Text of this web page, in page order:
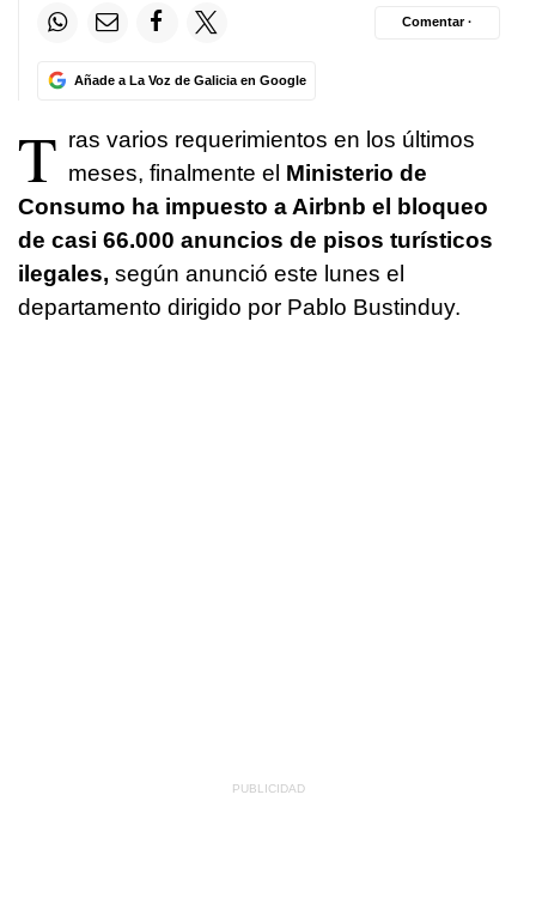
Añade a La Voz de Galicia en Google
Comentar ·
T ras varios requerimientos en los últimos
meses, finalmente el Ministerio de
Consumo ha impuesto a Airbnb el bloqueo
de casi 66.000 anuncios de pisos turísticos
ilegales, según anunció este lunes el
departamento dirigido por Pablo Bustinduy.